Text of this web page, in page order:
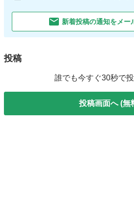
新着投稿の通知をメー
投稿
誰でも今すぐ30秒で
投稿画面へ (無